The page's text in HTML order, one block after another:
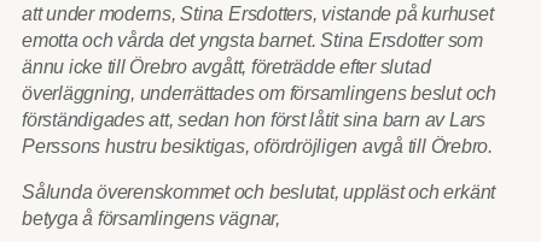
att under moderns, Stina Ersdotters, vistande på kurhuset
emotta och vårda det yngsta barnet. Stina Ersdotter som
ännu icke till Örebro avgått, företrädde efter slutad
överläggning, underrättades om församlingens beslut och
förständigades att, sedan hon först låtit sina barn av Lars
Perssons hustru besiktigas, ofördröjligen avgå till Örebro.
Sålunda överenskommet och beslutat, uppläst och erkänt
betyga å församlingens vägnar,